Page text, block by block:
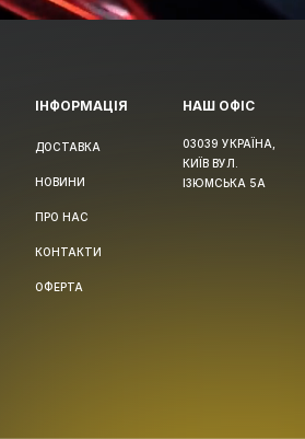
ІНФОРМАЦІЯ
ДОСТАВКА
НОВИНИ
ПРО НАС
КОНТАКТИ
ОФЕРТА
НАШ ОФІС
03039 УКРАЇНА,
КИЇВ ВУЛ.
ІЗЮМСЬКА 5А